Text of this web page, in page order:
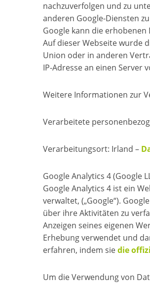
nachzuverfolgen und zu
anderen Google-Diensten
Google kann die
Auf dieser Webseite wurde
Union oder in anderen
IP-Adresse an einen Server
Weitere Informationen zur
Verarbeitete
Verarbeitungsort: Irland –
Google Analytics 4 (Google
Google Analytics 4 ist ein
verwaltet, („Google“).
über ihre Aktivitäten zu
Anzeigen seines eigenen
Erhebung verwendet und
erfahren, indem siedie
Um die Verwendung von